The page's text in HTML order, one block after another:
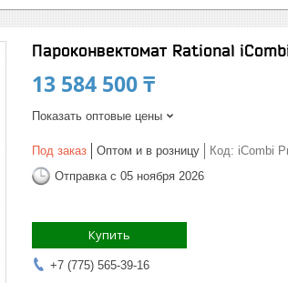
Пароконвектомат Rational
13 584 500 ₸
Показать оптовые цены
Под заказ Оптом и в розницу Код: iCombi
Отправка с 05 ноября 2026
Купить
+7 (775) 565-39-16